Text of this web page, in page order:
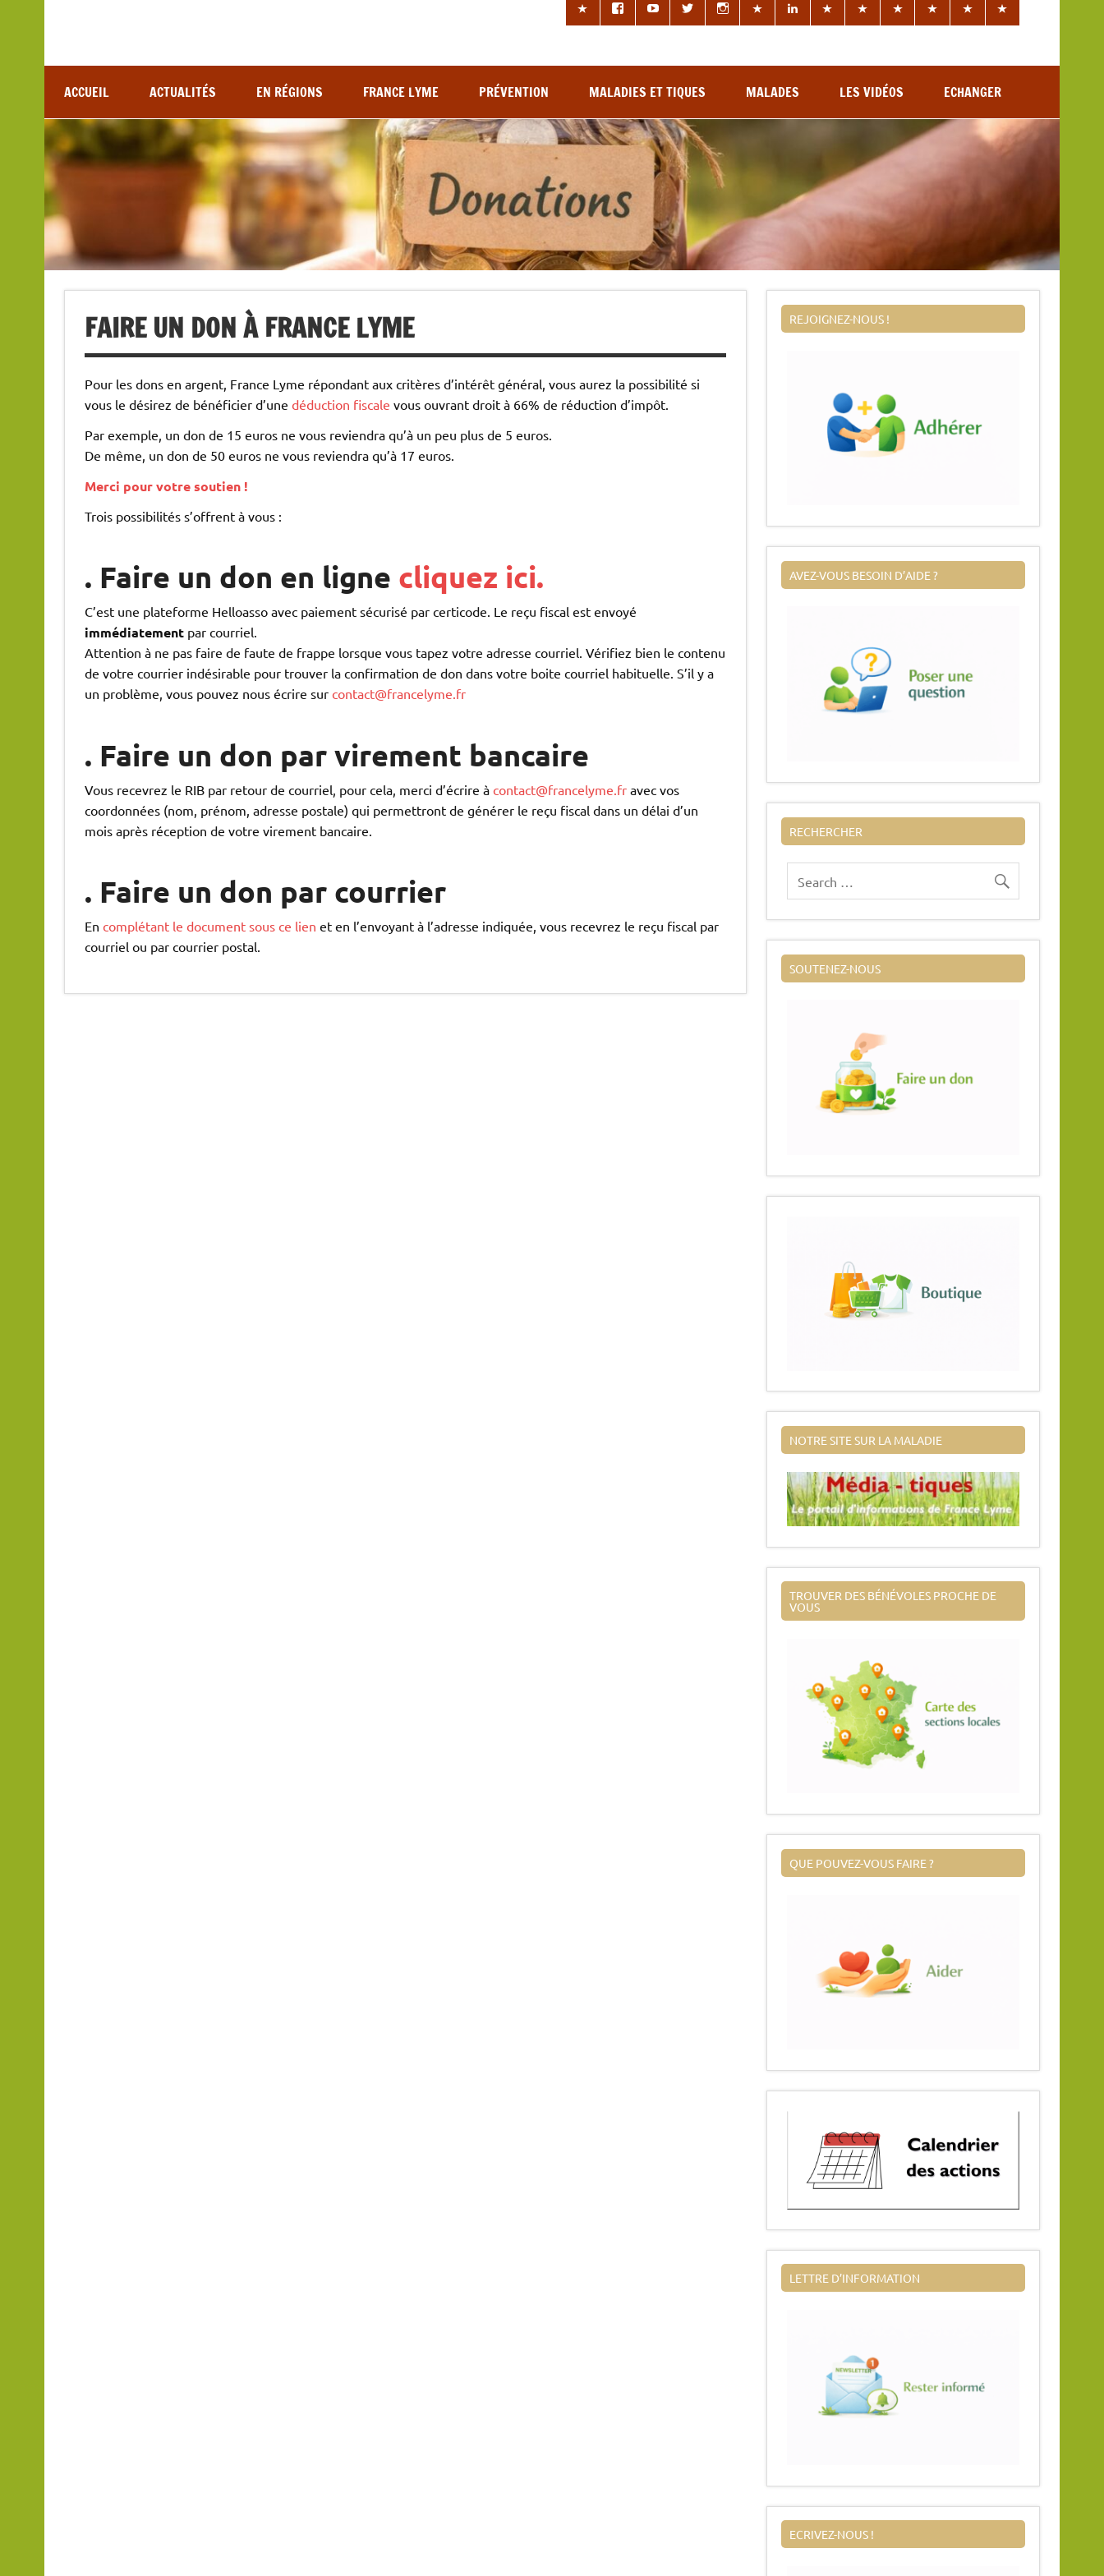
ACCUEIL ACTUALITÉS EN RÉGIONS FRANCE LYME PRÉVENTION MALADIES ET TIQUES MALADES LES VIDÉOS ECHANGER
FAIRE UN DON À FRANCE LYME
Pour les dons en argent, France Lyme répondant aux critères d’intérêt général, vous aurez la possibilité si
vous le désirez de bénéficier d’une déduction fiscale vous ouvrant droit à 66% de réduction d’impôt.
Par exemple, un don de 15 euros ne vous reviendra qu’à un peu plus de 5 euros.
De même, un don de 50 euros ne vous reviendra qu’à 17 euros.
Merci pour votre soutien !
Trois possibilités s’offrent à vous :
. Faire un don en ligne cliquez ici.
C’est une plateforme Helloasso avec paiement sécurisé par certicode. Le reçu fiscal est envoyé
immédiatement par courriel.
Attention à ne pas faire de faute de frappe lorsque vous tapez votre adresse courriel. Vérifiez bien le contenu
de votre courrier indésirable pour trouver la confirmation de don dans votre boite courriel habituelle. S’il y a
un problème, vous pouvez nous écrire sur contact@francelyme.fr
. Faire un don par virement bancaire
Vous recevrez le RIB par retour de courriel, pour cela, merci d’écrire à contact@francelyme.fravec vos
coordonnées (nom, prénom, adresse postale) qui permettront de générer le reçu fiscal dans un délai d’un
mois après réception de votre virement bancaire.
. Faire un don par courrier
En complétant le document sous ce lien et en l’envoyant à l’adresse indiquée, vous recevrez le reçu fiscal par
courriel ou par courrier postal.
REJOIGNEZ-NOUS !
AVEZ-VOUS BESOIN D’AIDE ?
RECHERCHER
SOUTENEZ-NOUS
NOTRE SITE SUR LA MALADIE
TROUVER DES BÉNÉVOLES PROCHE DE
VOUS
QUE POUVEZ-VOUS FAIRE ?
LETTRE D’INFORMATION
ECRIVEZ-NOUS !